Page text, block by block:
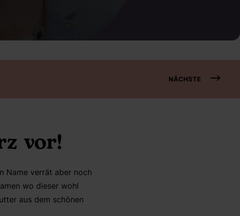
NÄCHSTE
vor!
Name verrät aber noch
wo dieser wohl
aus dem schönen